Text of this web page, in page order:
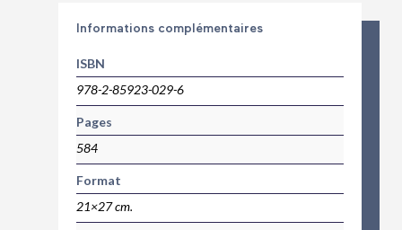
Informations complémentaires
ISBN
978-2-85923-029-6
Pages
584
Format
21×27 cm.